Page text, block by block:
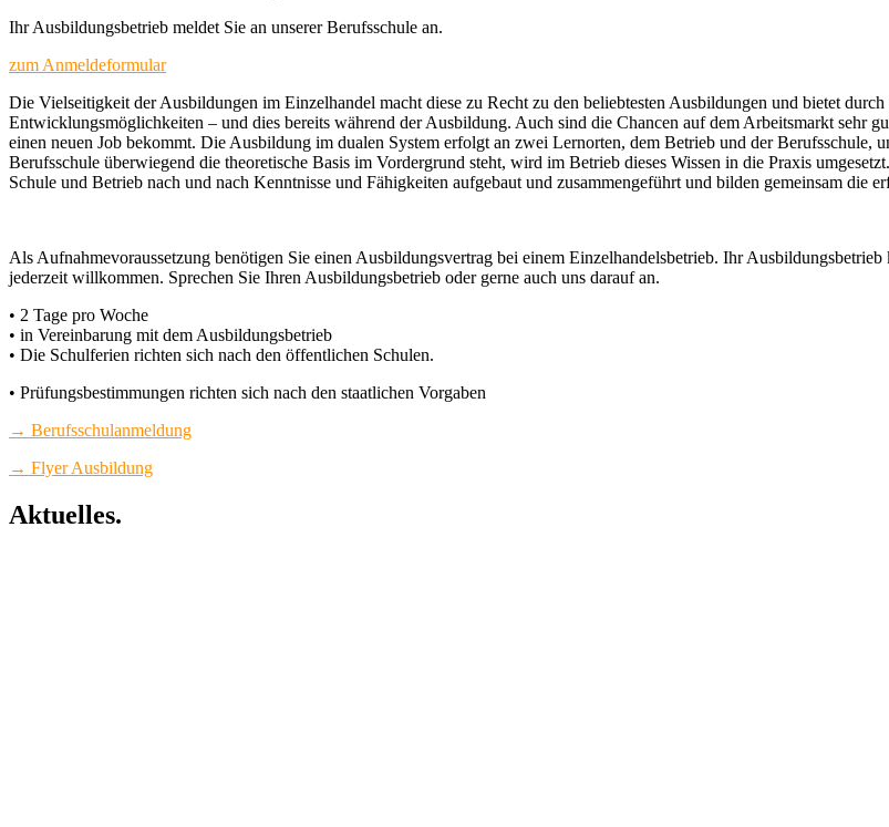
Ihr Ausbildungsbetrieb meldet Sie an unserer Berufsschule an.
zum Anmeldeformular
Die Vielseitigkeit der Ausbildungen im Einzelhandel macht diese zu Recht zu den beliebtesten Ausbildungen und bietet
Entwicklungsmöglichkeiten – und dies bereits während der Ausbildung. Auch sind die Chancen auf dem Arbeitsmarkt sehr
einen neuen Job bekommt. Die Ausbildung im dualen System erfolgt an zwei Lernorten, dem Betrieb und der Berufsschule,
Berufsschule überwiegend die theoretische Basis im Vordergrund steht, wird im Betrieb dieses Wissen in die Praxis
Schule und Betrieb nach und nach Kenntnisse und Fähigkeiten aufgebaut und zusammengeführt und bilden gemeinsam die
Als Aufnahmevoraussetzung benötigen Sie einen Ausbildungsvertrag bei einem Einzelhandelsbetrieb. Ihr
jederzeit willkommen. Sprechen Sie Ihren Ausbildungsbetrieb oder gerne auch uns darauf an.
• 2 Tage pro Woche
• in Vereinbarung mit dem Ausbildungsbetrieb
• Die Schulferien richten sich nach den öffentlichen Schulen.
• Prüfungsbestimmungen richten sich nach den staatlichen Vorgaben
→ Berufsschulanmeldung
→ Flyer Ausbildung
Aktuelles.